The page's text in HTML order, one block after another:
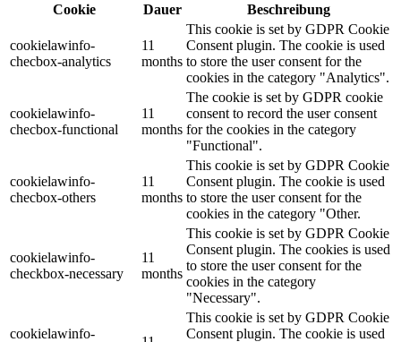
Cookie
Dauer Beschreibung
cookielawinfo-
checbox-analytics
11
months
This cookie is set by GDPR Cookie
Consent plugin. The cookie is used
to store the user consent for the
cookies in the category "Analytics".
cookielawinfo-
checbox-functional
11
months
The cookie is set by GDPR cookie
consent to record the user consent
for the cookies in the category
"Functional".
cookielawinfo-
checbox-others
11
months
This cookie is set by GDPR Cookie
Consent plugin. The cookie is used
to store the user consent for the
cookies in the category "Other.
cookielawinfo-
checkbox-necessary
11
months
This cookie is set by GDPR Cookie
Consent plugin. The cookies is used
to store the user consent for the
cookies in the category
"Necessary".
cookielawinfo-
This cookie is set by GDPR Cookie
Consent plugin. The cookie is used